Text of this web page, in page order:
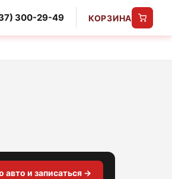
300-29-49 КОРЗИНА
авто и записаться →